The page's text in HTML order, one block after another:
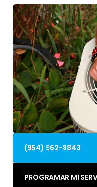
(954) 962-8843
PROGRAMAR MI